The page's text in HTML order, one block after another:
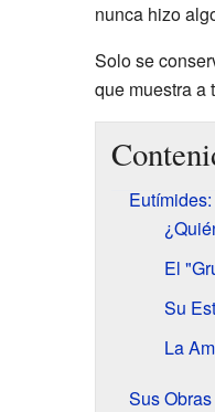
nunca hizo
Solo se
que muestra a
El
Su
La
Sus